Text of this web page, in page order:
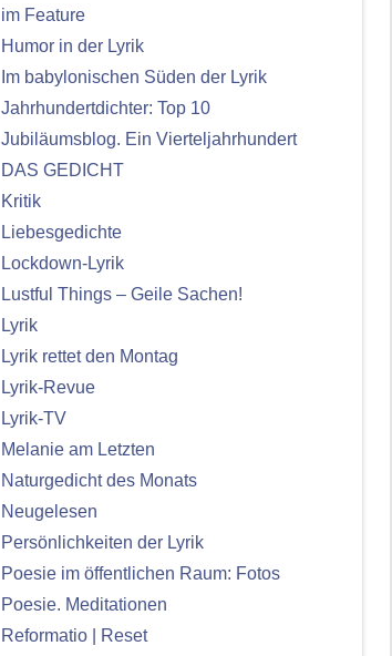
im Feature
Humor in der Lyrik
Im babylonischen Süden der Lyrik
Jahrhundertdichter: Top 10
Jubiläumsblog. Ein Vierteljahrhundert
DAS GEDICHT
Kritik
Liebesgedichte
Lockdown-Lyrik
Lustful Things – Geile Sachen!
Lyrik
Lyrik rettet den Montag
Lyrik-Revue
Lyrik-TV
Melanie am Letzten
Naturgedicht des Monats
Neugelesen
Persönlichkeiten der Lyrik
Poesie im öffentlichen Raum: Fotos
Poesie. Meditationen
Reformatio | Reset